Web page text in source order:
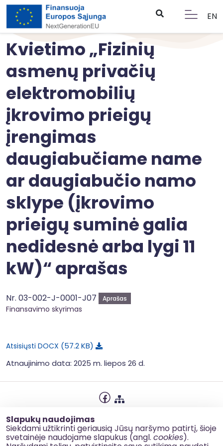
Slapukų naudojimas
Siekdami užtikrinti geriausią Jūsų naršymo patirtį, šioje
svetainėje naudojame slapukus (angl. cookies).
EN
Kvietimo „Fizinių
asmenų privačių
elektromobilių
įkrovimo prieigų
įrengimas
daugiabučiame name
ar daugiabučio namo
sklype (įkrovimo
prieigų suminė galia
nedidesnė arba lygi 11
kW)“ aprašas
Nr. 03-002-J-0001-J07 Aprašas
Finansavimo skyrimas
Atsisiųsti DOCX
57.2 KB
Atnaujinimo data: 2025 m. liepos 26 d.
Slapukų naudojimas
Korupcijos prevencija